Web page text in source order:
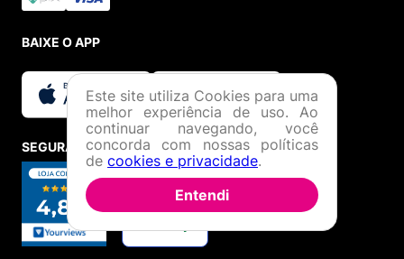
BAIXE O APP
SEGURANÇA E CREDIBILIDADE
Este site utiliza Cookies para uma
melhor experiência de uso. Ao
continuar navegando, você
concorda com nossas políticas
de cookies e privacidade.
Entendi